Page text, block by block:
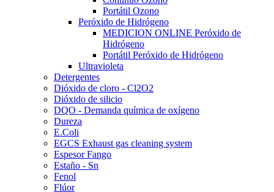
Portátil Ozono
Peróxido de Hidrógeno
MEDICION ONLINE Peróxido de
Hidrógeno
Portátil Peróxido de Hidrógeno
Ultravioleta
Detergentes
Dióxido de cloro - Cl2O2
Dióxido de silicio
DQO - Demanda química de oxígeno
Dureza
E.Coli
EGCS Exhaust gas cleaning system
Espesor Fango
Estaño - Sn
Fenol
Flúor